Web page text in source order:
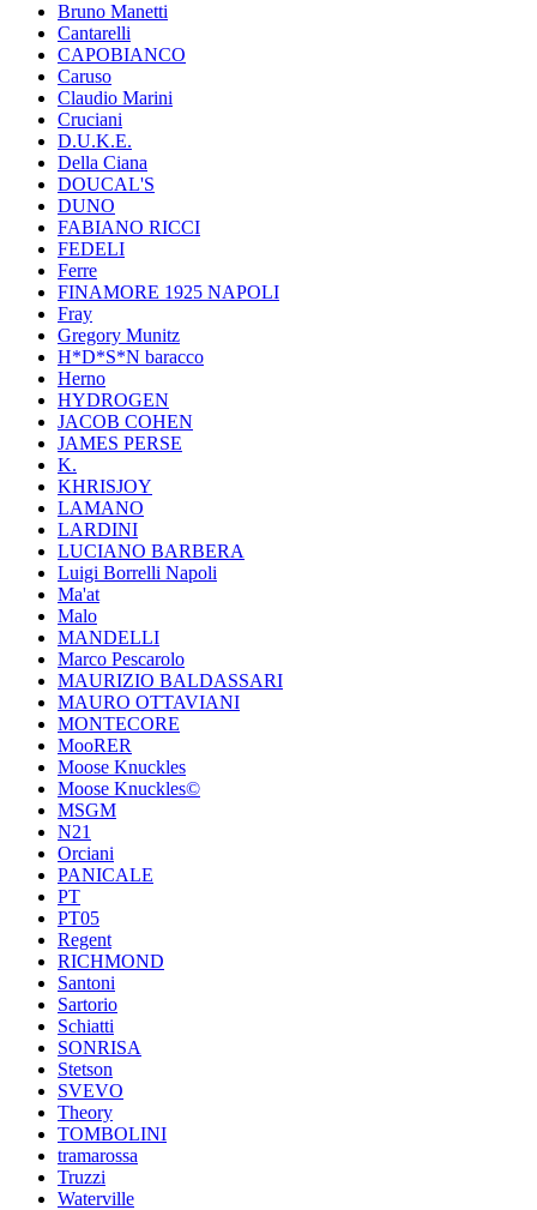
Bruno Manetti
Cantarelli
CAPOBIANCO
Caruso
Claudio Marini
Cruciani
D.U.K.E.
Della Ciana
DOUCAL'S
DUNO
FABIANO RICCI
FEDELI
Ferre
FINAMORE 1925 NAPOLI
Fray
Gregory Munitz
H*D*S*N baracco
Herno
HYDROGEN
JACOB COHEN
JAMES PERSE
K.
KHRISJOY
LAMANO
LARDINI
LUCIANO BARBERA
Luigi Borrelli Napoli
Ma'at
Malo
MANDELLI
Marco Pescarolo
MAURIZIO BALDASSARI
MAURO OTTAVIANI
MONTECORE
MooRER
Moose Knuckles
Moose Knuckles©️
MSGM
N21
Orciani
PANICALE
PT
PT05
Regent
RICHMOND
Santoni
Sartorio
Schiatti
SONRISA
Stetson
SVEVO
Theory
TOMBOLINI
tramarossa
Truzzi
Waterville